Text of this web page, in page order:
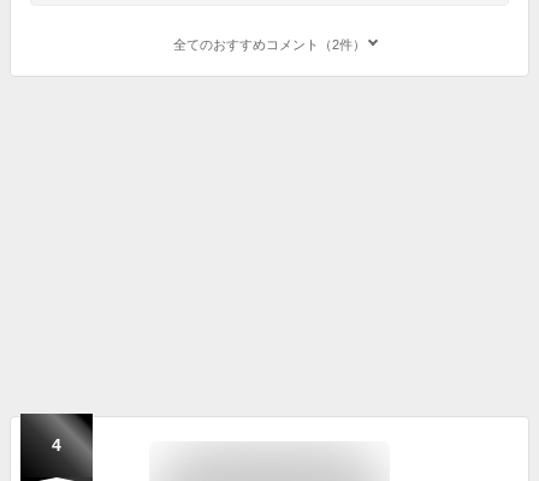
全てのおすすめコメント（2件）
4